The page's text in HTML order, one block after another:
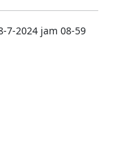
7-2024 jam 08-59